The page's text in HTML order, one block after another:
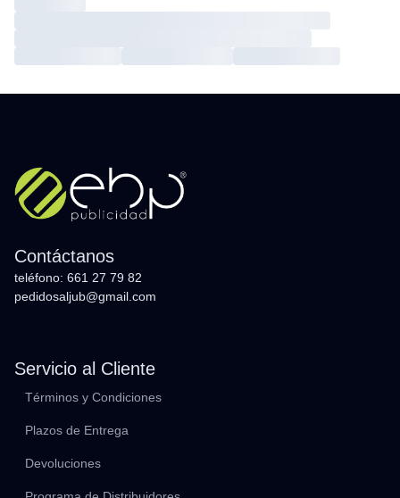
Contáctanos
teléfono: 661 27 79 82
pedidosaljub@gmail.com
Servicio al Cliente
Términos y Condiciones
Plazos de Entrega
Devoluciones